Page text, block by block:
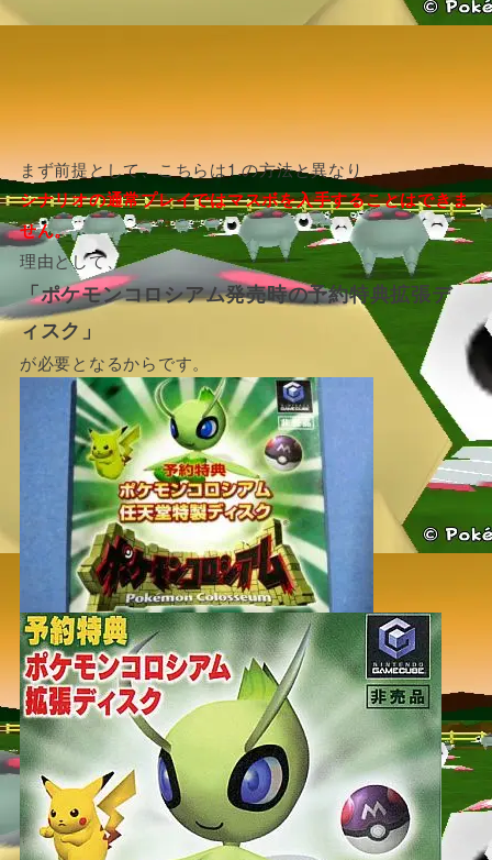
まず前提として、こちらは1.の方法と異なり
シナリオの通常プレイではマスボを入手することはできま
せん。
理由として、
「ポケモンコロシアム発売時の予約特典拡張デ
ィスク」
が必要となるからです。